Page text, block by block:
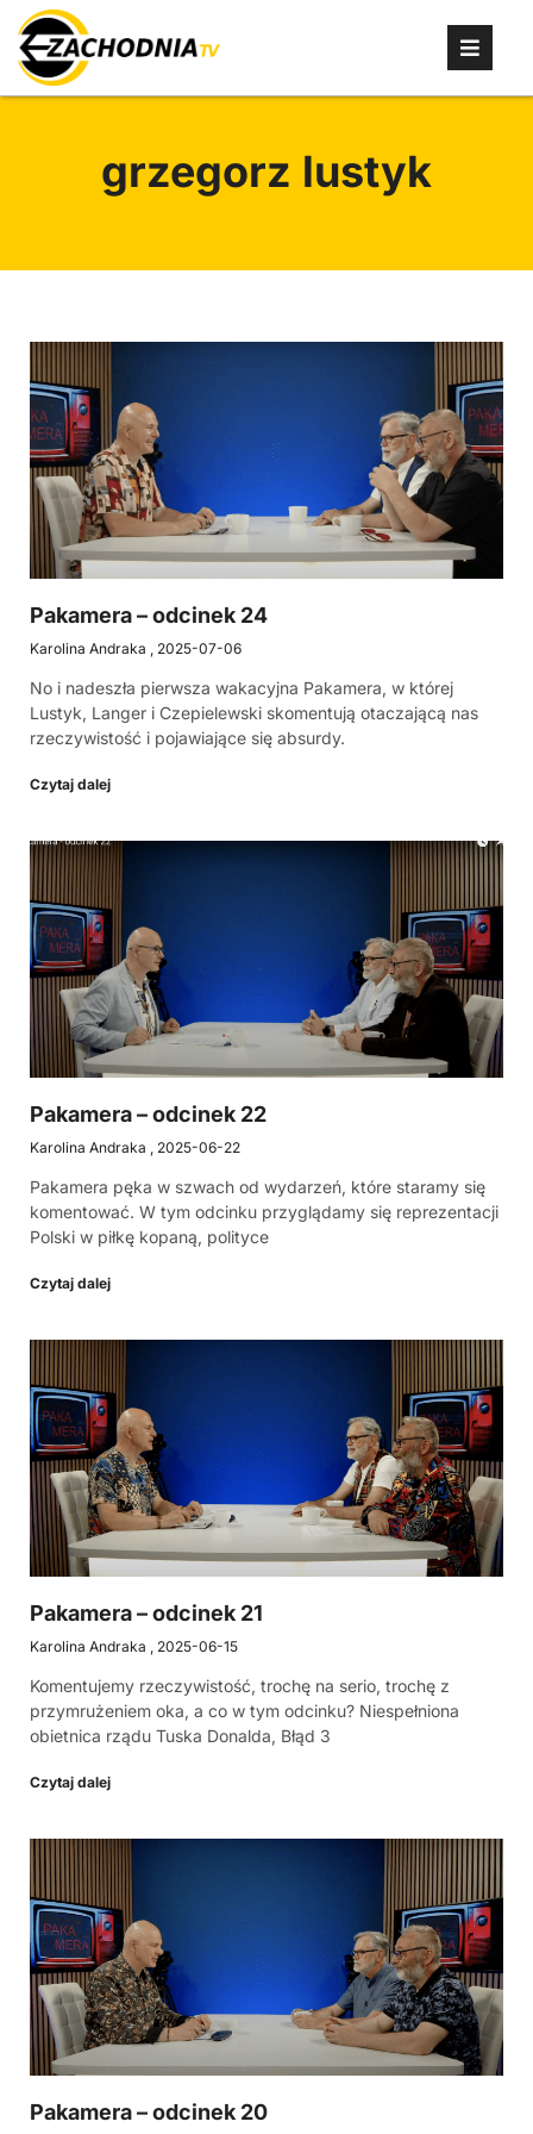
grzegorz lustyk
Pakamera – odcinek 24
Karolina Andraka 2025-07-06
No i nadeszła pierwsza wakacyjna Pakamera, w której
Lustyk, Langer i Czepielewski skomentują otaczającą nas
rzeczywistość i pojawiające się absurdy.
Czytaj dalej
Pakamera – odcinek 22
Karolina Andraka 2025-06-22
Pakamera pęka w szwach od wydarzeń, które staramy się
komentować. W tym odcinku przyglądamy się reprezentacji
Polski w piłkę kopaną, polityce
Czytaj dalej
Pakamera – odcinek 21
Karolina Andraka 2025-06-15
Komentujemy rzeczywistość, trochę na serio, trochę z
przymrużeniem oka, a co w tym odcinku? Niespełniona
obietnica rządu Tuska Donalda, Błąd 3
Czytaj dalej
Pakamera – odcinek 20